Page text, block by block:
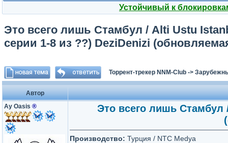
Устойчивый к
Это всего лишь Стамбул / Alti Ustu
серии 1-8 из ??) DeziDenizi
Торрент-трекер NNM-Club ->
Автор
Ay Oasis ®
Это всего лишь Стамбул
Производство: Турция / NTC Medya